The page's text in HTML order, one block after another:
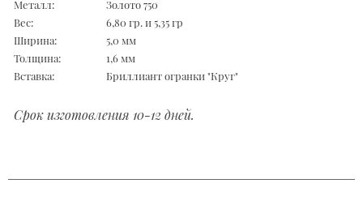
Металл:
Золото 750
Вес:
6,80 гр. и 5,35 гр
Ширина:
5,0 мм
Толщина:
1,6 мм
Вставка:
Бриллиант огранки "Круг"
Срок изготовления 10-12 дней.